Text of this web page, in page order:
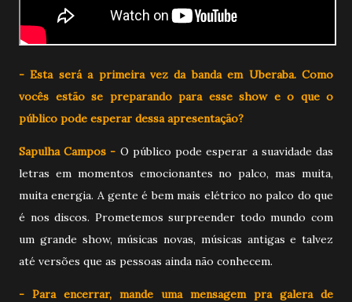
- Esta será a primeira vez da banda em Uberaba. Como
vocês estão se preparando para esse show e o que o
público pode esperar dessa apresentação?
Sapulha Campos - O público pode esperar a suavidade das
letras em momentos emocionantes no palco, mas muita,
muita energia. A gente é bem mais elétrico no palco do que
é nos discos. Prometemos surpreender todo mundo com
um grande show, músicas novas, músicas antigas e talvez
até versões que as pessoas ainda não conhecem.
- Para encerrar, mande uma mensagem pra galera de